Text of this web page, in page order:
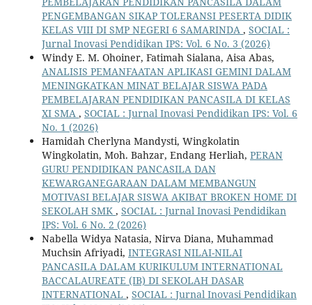
PENGEMBANGAN SIKAP TOLERANSI PESERTA DIDIK
KELAS VIII DI SMP NEGERI 6 SAMARINDA , SOCIAL :
Jurnal Inovasi Pendidikan IPS: Vol. 6 No. 3 (2026)
Windy E. M. Ohoiner, Fatimah Sialana, Aisa Abas,
ANALISIS PEMANFAATAN APLIKASI GEMINI DALAM
MENINGKATKAN MINAT BELAJAR SISWA PADA
PEMBELAJARAN PENDIDIKAN PANCASILA DI KELAS
XI SMA , SOCIAL : Jurnal Inovasi Pendidikan IPS: Vol. 6
No. 1 (2026)
Hamidah Cherlyna Mandysti, Wingkolatin
Wingkolatin, Moh. Bahzar, Endang Herliah, PERAN
GURU PENDIDIKAN PANCASILA DAN
KEWARGANEGARAAN DALAM MEMBANGUN
MOTIVASI BELAJAR SISWA AKIBAT BROKEN HOME DI
SEKOLAH SMK , SOCIAL : Jurnal Inovasi Pendidikan
IPS: Vol. 6 No. 2 (2026)
Nabella Widya Natasia, Nirva Diana, Muhammad
Muchsin Afriyadi, INTEGRASI NILAI-NILAI
PANCASILA DALAM KURIKULUM INTERNATIONAL
BACCALAUREATE (IB) DI SEKOLAH DASAR
INTERNATIONAL , SOCIAL : Jurnal Inovasi Pendidikan